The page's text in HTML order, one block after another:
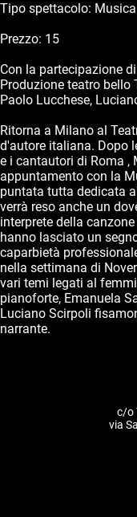
Tipo spettacolo: Musica
Prezzo: 15
Con la partecipazione
Produzione teatro bello
Paolo Lucchese,
Ritorna a Milano al
d'autore italiana. Dopo
e i cantautori di Roma ,
appuntamento con la
puntata tutta dedicata
verrà reso anche un
interprete della
hanno lasciato un
caparbietà
nella settimana di
vari temi legati al
pianoforte, Emanuela
Luciano Scirpoli
narrante.
c/o
via